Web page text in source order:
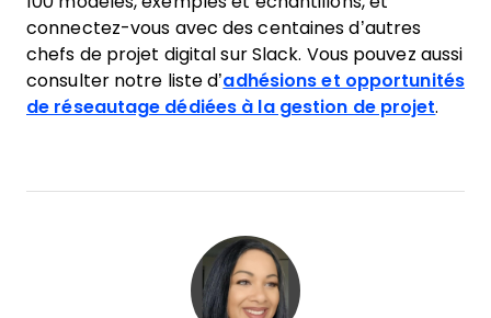
connectez-vous avec des centaines d’autres
chefs de projet digital sur Slack. Vous pouvez aussi
consulter notre liste d’adhésions et opportunités
de réseautage dédiées à la gestion de projet.